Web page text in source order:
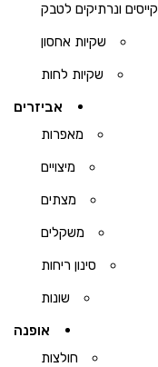
קייסים ונרתיקים לטבק
שקיות אחסון
שקיות לחות
אביזרים
מאפרות
מיצויים
מצתים
משקלים
סינון ריחות
שונות
אופנה
חולצות